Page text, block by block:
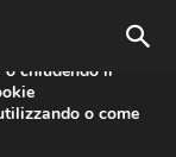
sul nostro
chiudendo il
o come